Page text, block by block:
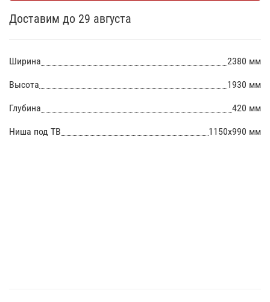
Доставим до 29 августа
Ширина 2380 мм
Высота 1930 мм
Глубина 420 мм
Ниша под ТВ 1150х990 мм